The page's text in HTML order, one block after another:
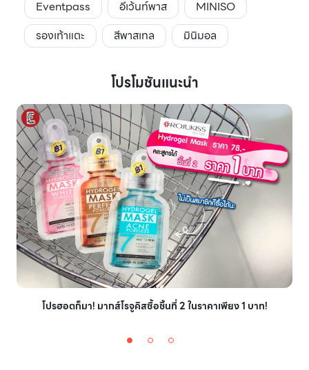
Eventpass อีเว้นท์พาส
MINISO
รองเท้าแตะ
สีพาสเทล มินิมอล
โปรโมชันแนะนำ
โปรฮอตก็มา! มากส์โรจูคิสซื้อชิ้นที่ 2 ในราคาเพียง 1 บาท!